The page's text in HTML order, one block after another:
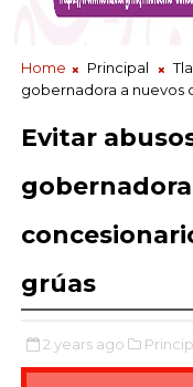
Home Principal
gobernadora a nuevos
Evitar
grúas
2 years ago